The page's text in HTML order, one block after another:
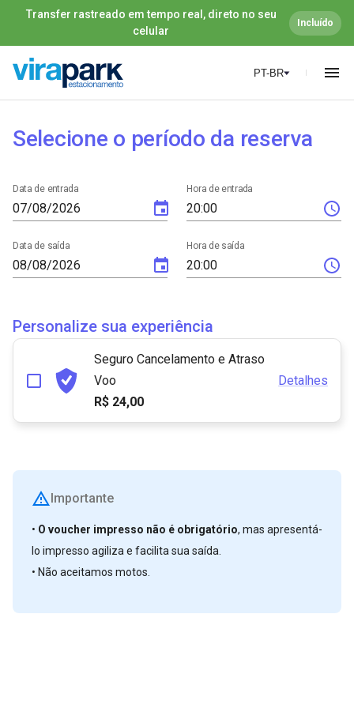
Transfer rastreado em tempo real, direto no seu
celular
Incluído
PT-BR
Selecione o período da reserva
Data de entrada Hora de entrada
Data de saída Hora de saída
Personalize sua experiência
Seguro Cancelamento e Atraso
Voo
R$ 24,00
Detalhes
Importante
•⁠ ⁠ O voucher impresso não é obrigatório, mas apresentá-
lo impresso agiliza e facilita sua saída.
•⁠ ⁠Não aceitamos motos.